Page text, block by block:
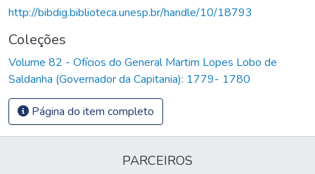
http://bibdig.biblioteca.unesp.br/handle/10/18793
Coleções
Volume 82 - Ofícios do General Martim Lopes Lobo de
Saldanha (Governador da Capitania): 1779- 1780
Página do item completo
PARCEIROS